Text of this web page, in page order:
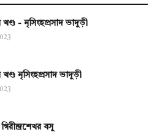
- নৃসিংহপ্রসাদ ভাদুড়ী
নৃসিংহপ্রসাদ ভাদুড়ী
বসু